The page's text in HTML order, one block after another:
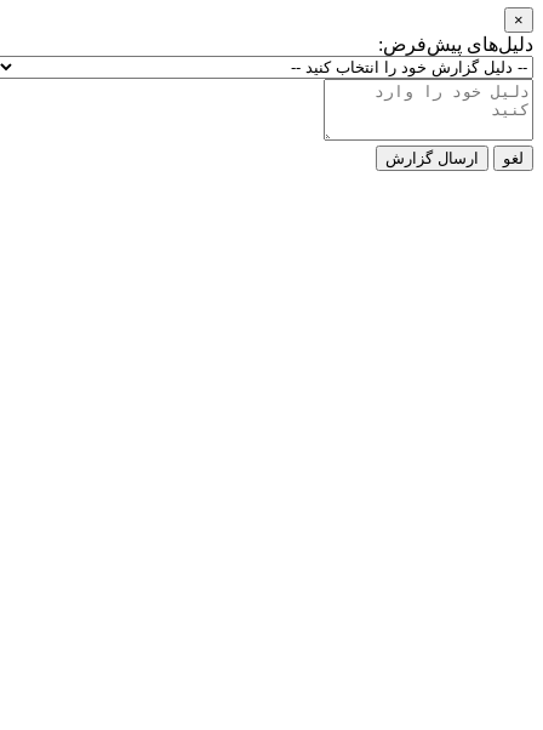
×
دلیل‌های پیش‌فرض:
لغو ارسال گزارش